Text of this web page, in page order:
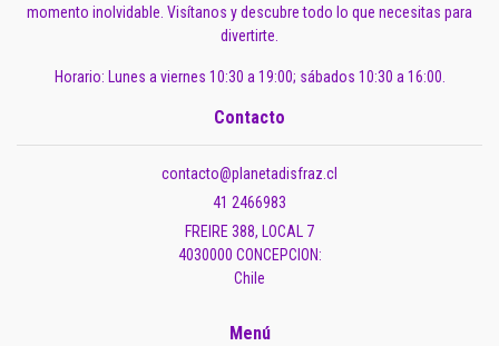
momento inolvidable. Visítanos y descubre todo lo que necesitas para
divertirte.
Horario: Lunes a viernes 10:30 a 19:00; sábados 10:30 a 16:00.
Contacto
contacto@planetadisfraz.cl
41 2466983
FREIRE 388, LOCAL 7
4030000 CONCEPCION:
Chile
Menú